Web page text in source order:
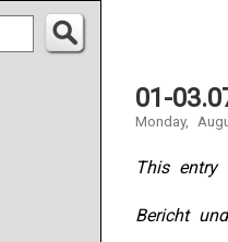
01-
Monday,
This entry
Bericht